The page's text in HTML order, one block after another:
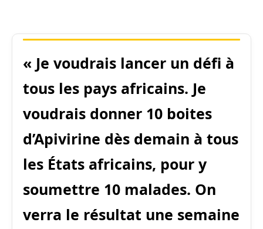
« Je voudrais lancer un défi à
tous les pays africains. Je
voudrais donner 10 boites
d’Apivirine dès demain à tous
les États africains, pour y
soumettre 10 malades. On
verra le résultat une semaine